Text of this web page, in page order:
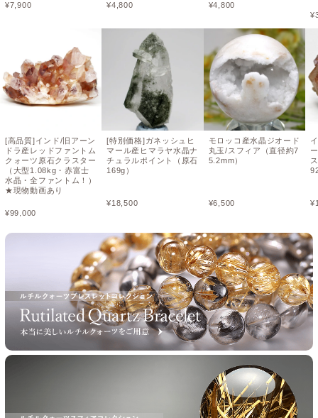
¥7,900
[高品質]インド/旧アーン
ドラ産レッドファントム
クォーツ原石クラスター
（大型1.08kg・赤富士
水晶・全ファントム！）
★現物動画あり
¥99,000
¥4,800
[特別価格]ガネッシュヒ
マール産ヒマラヤ水晶ナ
チュラルポイント（原石
169g）
¥18,500
¥4,800
モロッコ産水晶ジオード
丸玉/スフィア（直径約7
5.2mm）
¥6,500
¥
¥